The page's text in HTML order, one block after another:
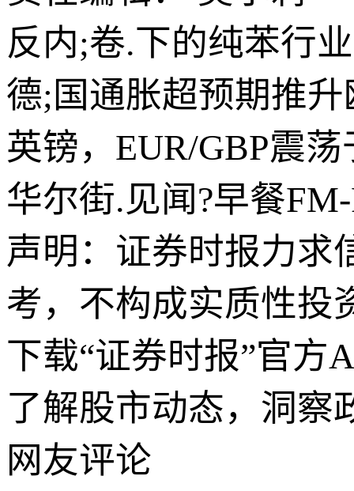
反内;卷.下的纯苯行
德;国通胀超预期推
英镑，EUR/GBP震荡
华尔街.见闻?早餐
声明：证券时报力求
考，不构成实质性投
下载“证券时报”官方
了解股市动态，洞察
网友评论